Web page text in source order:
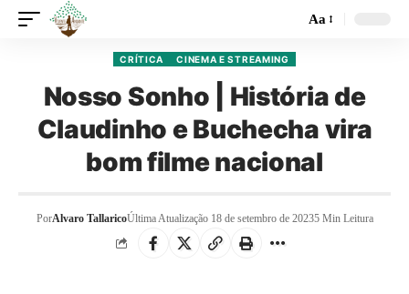
Aa
CRÍTICA CINEMA E STREAMING
Nosso Sonho | História de
Claudinho e Buchecha vira
bom filme nacional
PorAlvaro TallaricoÚltima Atualização 18 de setembro de 20235 Min Leitura